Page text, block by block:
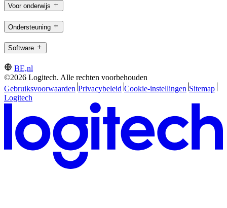
Voor onderwijs
Ondersteuning
Software
BE,nl
©2026 Logitech. Alle rechten voorbehouden
Gebruiksvoorwaarden Privacybeleid Cookie-instellingen Sitemap
Logitech